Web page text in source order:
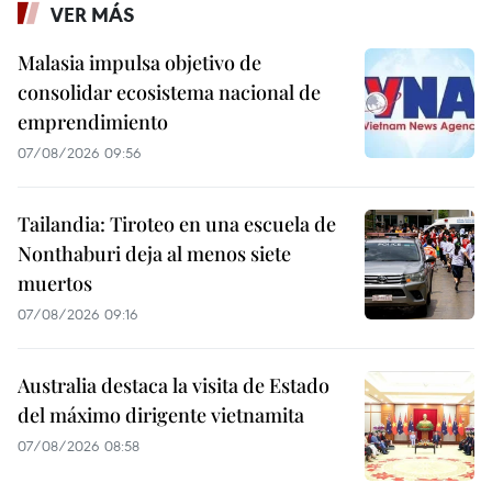
VER MÁS
Malasia impulsa objetivo de
consolidar ecosistema nacional de
emprendimiento
07/08/2026 09:56
Tailandia: Tiroteo en una escuela de
Nonthaburi deja al menos siete
muertos
07/08/2026 09:16
Australia destaca la visita de Estado
del máximo dirigente vietnamita
07/08/2026 08:58